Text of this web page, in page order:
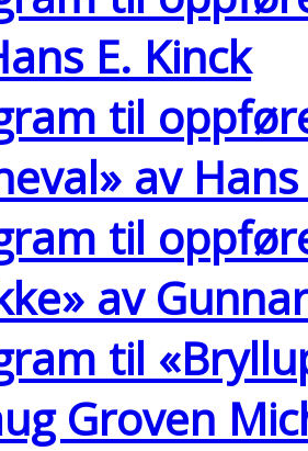
E. Kinck
til
av
til
av
til
Groven